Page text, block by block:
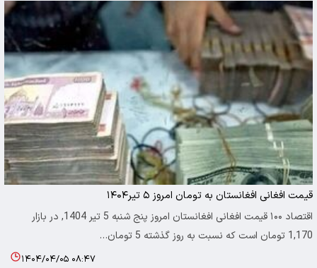
قیمت افغانی افغانستان به تومان امروز ۵ تیر۱۴۰۴
اقتصاد ۱۰۰ قیمت افغانی افغانستان امروز پنج شنبه 5 تیر 1404, در بازار
1,170 تومان است که نسبت به روز گذشته 5 تومان…
۱۴۰۴/۰۴/۰۵ ۰۸:۴۷